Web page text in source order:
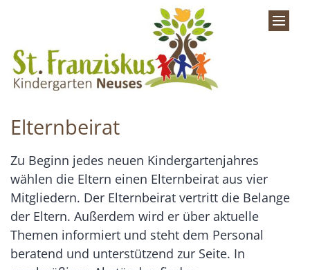
Elternbeirat
Zu Beginn jedes neuen Kindergartenjahres
wählen die Eltern einen Elternbeirat aus vier
Mitgliedern. Der Elternbeirat vertritt die Belange
der Eltern. Außerdem wird er über aktuelle
Themen informiert und steht dem Personal
beratend und unterstützend zur Seite. In